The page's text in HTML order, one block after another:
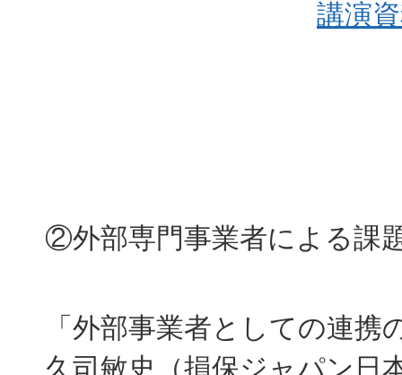
講演
②外部専門事業者による課
「外部事業者としての連
久司敏史（損保ジャパン日